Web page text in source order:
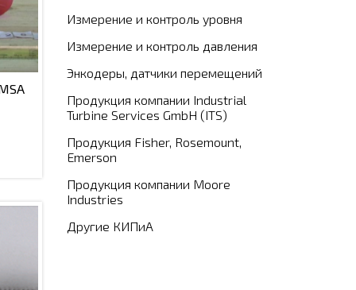
Измерение и контроль уровня
Измерение и контроль давления
Энкодеры, датчики перемещений
Продукция компании Industrial
Turbine Services GmbH (ITS)
Продукция Fisher, Rosemount,
Emerson
Продукция компании Moore
Industries
Другие КИПиА